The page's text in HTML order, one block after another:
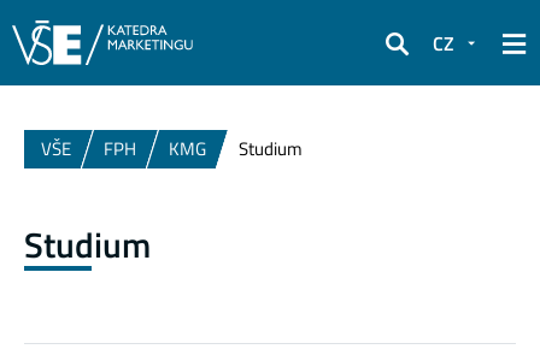
Hledat
CZ
VŠE FPH KMG Studium
Studium